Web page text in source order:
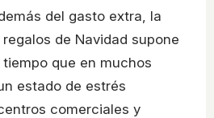
del gasto extra, la
de Navidad supone
que en muchos
estado de estrés
comerciales y